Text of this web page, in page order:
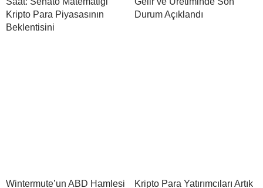
Kripto Para Piyasasının
Beklentisini
Durum Açıklandı
Wintermute’un ABD Hamlesi
Kripto Para Yatırımcıları Artık